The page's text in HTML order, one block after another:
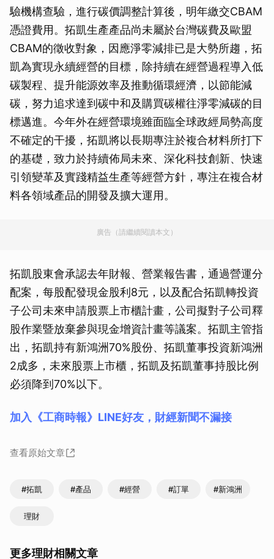
驗機構查驗，進行碳價調整計算後，明年繳交CBAM
憑證費用。拓凱生產產品尚未屬於台灣碳費及歐盟
CBAM的徵收對象，因應淨零減排已是大勢所趨，拓
凱為實現永續經營的目標，除持續在經營過程導入低
碳製程、提升能源效率及推動循環經濟，以節能減
碳，努力追求達到碳中和及購買碳權往淨零減碳的目
標邁進。今年外在經營環境雖面臨全球政經局勢高度
不確定的干擾，拓凱將以長期專注於複合材料所打下
的基礎，致力於持續佈局未來、深化科技創新、快速
引領變革及實踐精益生產等經營方針，專注在複合材
料各領域產品的開發及擴大運用。
廣告（請繼續閱讀本文）
拓凱股東會承認去年財報、營業報告書，通過營運分
配案，每股配發現金股利8元，以及配合拓凱轉投資
子公司未來申請股票上市櫃計畫，公司擬對子公司釋
股作業暨放棄參與現金增資計畫等議案。拓凱主管指
出，拓凱持有新鴻洲70%股份、拓凱董事投資新鴻洲
2成多，未來股票上市櫃，拓凱及拓凱董事持股比例
必須降到70%以下。
加入《工商時報》LINE好友，財經新聞不漏接
查看原始文章
#拓凱 #產品 #經營 #訂單 #新鴻洲
理財
更多理財相關文章